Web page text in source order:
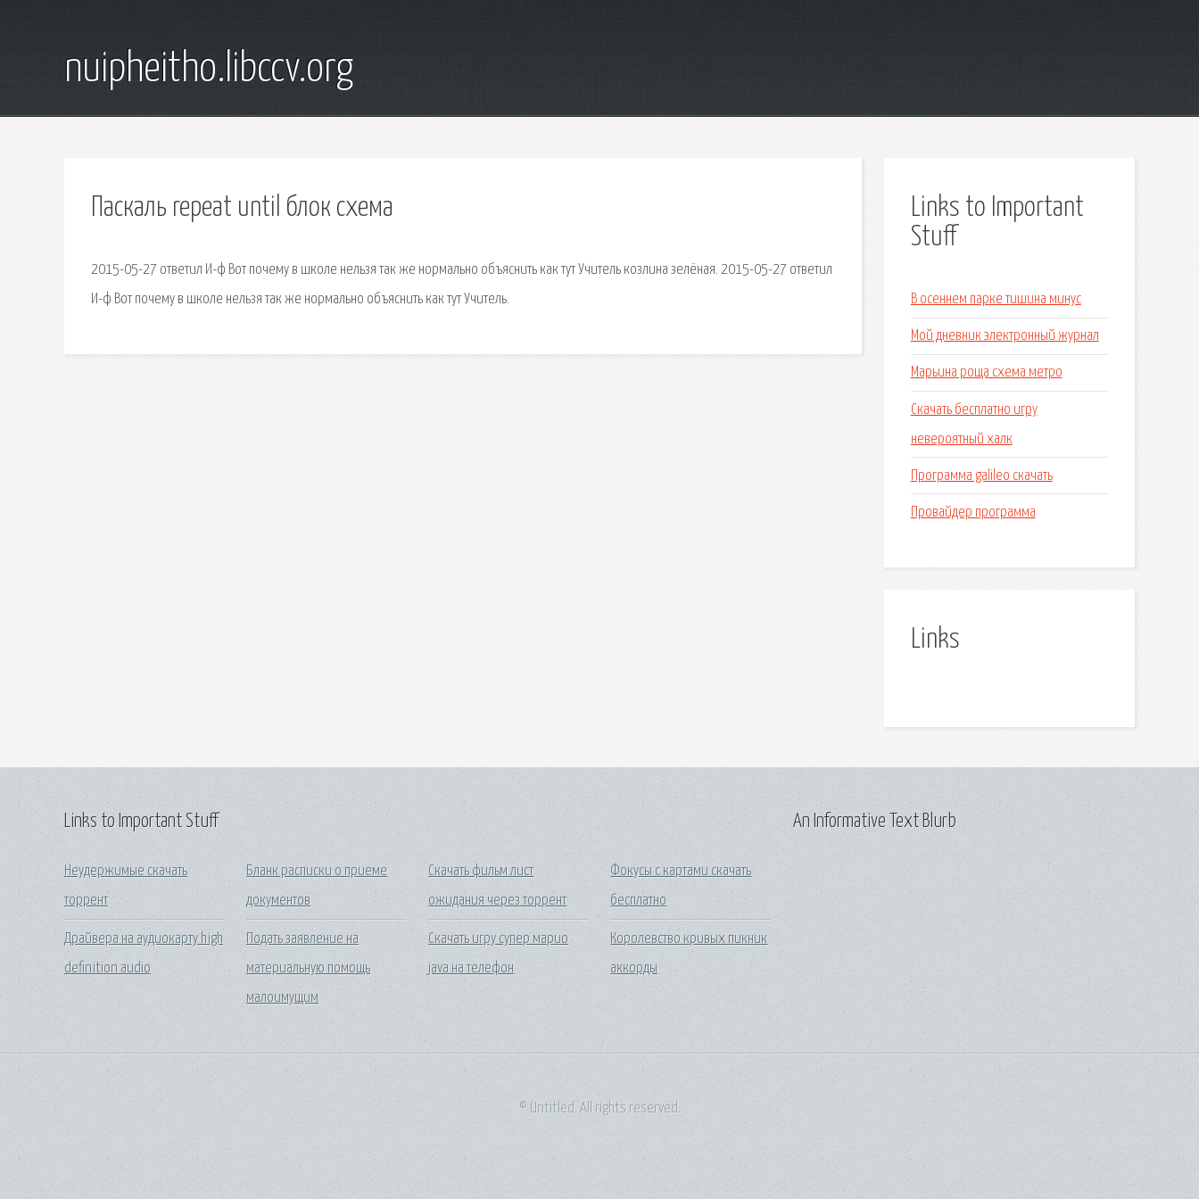
nuipheitho.libccv.org
Паскаль repeat until блок схема
2015-05-27 ответил И-ф Вот почему в школе нельзя так же нормально объяснить как тут Учитель козлина зелёная. 2015-05-27 ответил
И-ф Вот почему в школе нельзя так же нормально объяснить как тут Учитель.
Links to Important
Stuff
В осеннем парке тишина минус
Мой дневник электронный журнал
Марьина роща схема метро
Скачать бесплатно игру
невероятный халк
Программа galileo скачать
Провайдер программа
Links
Links to Important Stuff
Неудержимые скачать
торрент
Драйвера на аудиокарту high
definition audio
Бланк расписки о приеме
документов
Подать заявление на
материальную помощь
малоимущим
Скачать фильм лист
ожидания через торрент
Скачать игру супер марио
java на телефон
Фокусы с картами скачать
бесплатно
Королевство кривых пикник
аккорды
An Informative Text Blurb
© Untitled. All rights reserved.